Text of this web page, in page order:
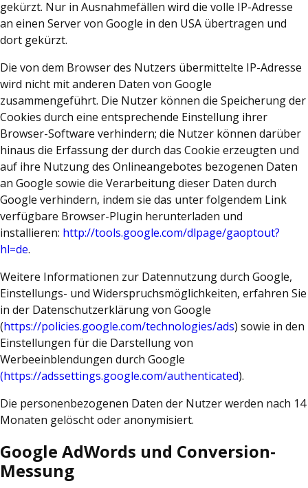
gekürzt. Nur in Ausnahmefällen wird die volle IP-Adresse
an einen Server von Google in den USA übertragen und
dort gekürzt.
Die von dem Browser des Nutzers übermittelte IP-Adresse
wird nicht mit anderen Daten von Google
zusammengeführt. Die Nutzer können die Speicherung der
Cookies durch eine entsprechende Einstellung ihrer
Browser-Software verhindern; die Nutzer können darüber
hinaus die Erfassung der durch das Cookie erzeugten und
auf ihre Nutzung des Onlineangebotes bezogenen Daten
an Google sowie die Verarbeitung dieser Daten durch
Google verhindern, indem sie das unter folgendem Link
verfügbare Browser-Plugin herunterladen und
installieren: http://tools.google.com/dlpage/gaoptout?
hl=de.
Weitere Informationen zur Datennutzung durch Google,
Einstellungs- und Widerspruchsmöglichkeiten, erfahren Sie
in der Datenschutzerklärung von Google
(https://policies.google.com/technologies/ads) sowie in den
Einstellungen für die Darstellung von
Werbeeinblendungen durch Google
(https://adssettings.google.com/authenticated).
Die personenbezogenen Daten der Nutzer werden nach 14
Monaten gelöscht oder anonymisiert.
Google AdWords und Conversion-
Messung